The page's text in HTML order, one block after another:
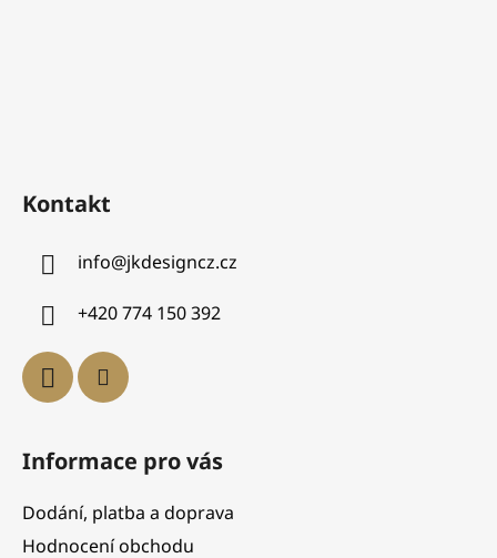
Kontakt
info@jkdesigncz.cz
+420 774 150 392
Informace pro vás
Dodání, platba a doprava
Hodnocení obchodu